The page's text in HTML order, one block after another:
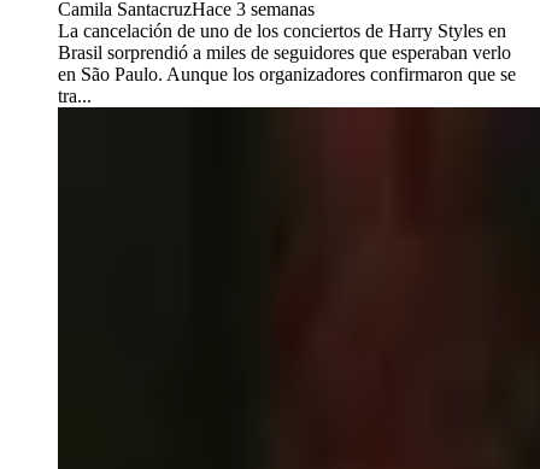
Camila SantacruzHace 3 semanas
La cancelación de uno de los conciertos de Harry Styles en
Brasil sorprendió a miles de seguidores que esperaban verlo
en São Paulo. Aunque los organizadores confirmaron que se
tra...